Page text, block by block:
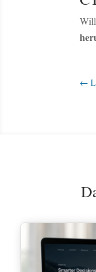
←